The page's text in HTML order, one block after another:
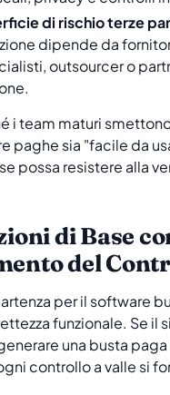
di rischio terze
dipende da
outsourcer o
i team maturi
paghe sia "facile da
possa resistere alla
di Base
del
per il software
funzionale. Se il
una busta
controllo a valle si